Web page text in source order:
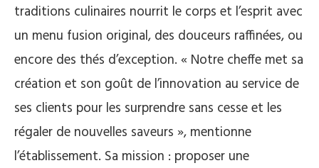
traditions culinaires nourrit le corps et l’esprit avec
un menu fusion original, des douceurs raffinées, ou
encore des thés d’exception. « Notre cheffe met sa
création et son goût de l’innovation au service de
ses clients pour les surprendre sans cesse et les
régaler de nouvelles saveurs », mentionne
l’établissement. Sa mission : proposer une